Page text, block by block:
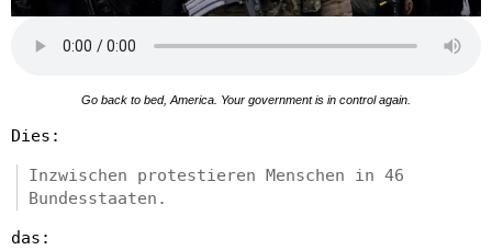
Go back to bed, America. Your government is in control again.
Dies:
Inzwischen protestieren Menschen in 46
Bundesstaaten.
das: